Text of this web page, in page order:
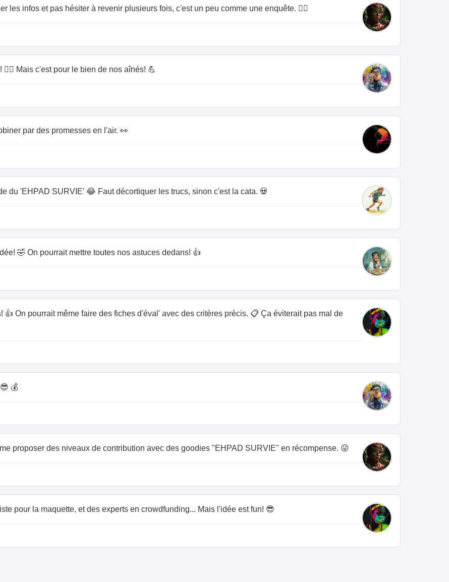
les infos et pas hésiter à revenir plusieurs fois, c'est un peu comme une enquête. 🕵️‍♀️
Mais c'est pour le bien de nos aînés! 💪
par des promesses en l'air. 👀
du 'EHPAD SURVIE' 😂 Faut décortiquer les trucs, sinon c'est la cata. 💀
🤣 On pourrait mettre toutes nos astuces dedans! 👍
On pourrait même faire des fiches d'éval' avec des critères précis. 📋 Ça éviterait pas mal de
💰
proposer des niveaux de contribution avec des goodies "EHPAD SURVIE" en récompense. 😜
pour la maquette, et des experts en crowdfunding... Mais l'idée est fun! 😎